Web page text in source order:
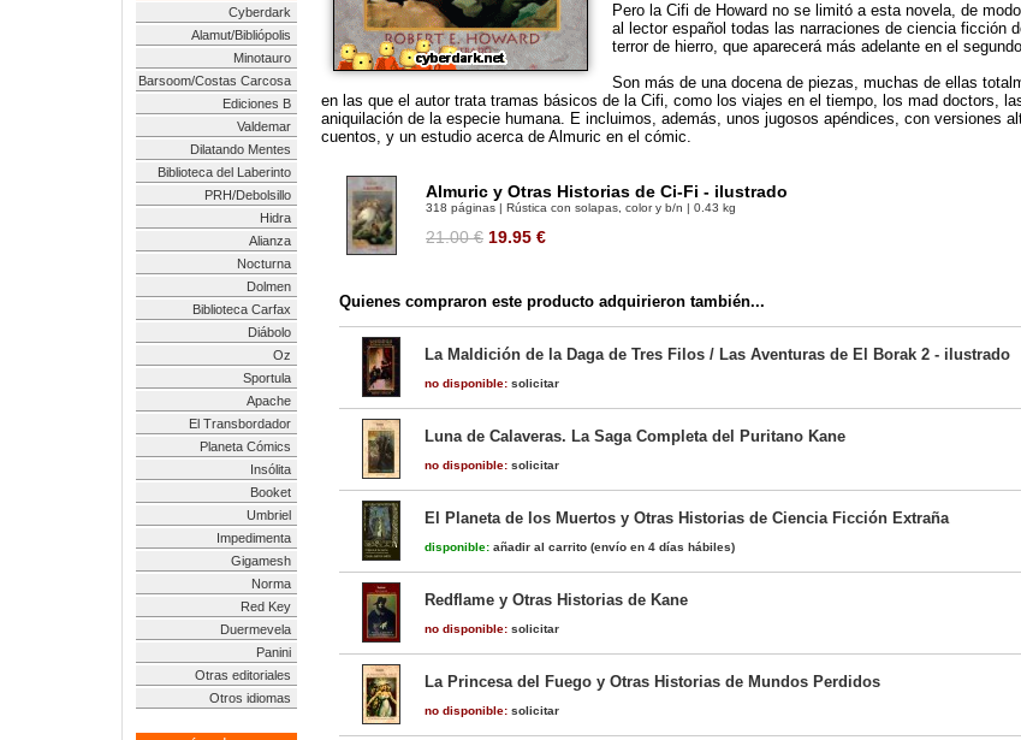
Cyberdark
Alamut/Bibliópolis
Minotauro
Barsoom/Costas Carcosa
Ediciones B
Valdemar
Dilatando Mentes
Biblioteca del Laberinto
PRH/Debolsillo
Hidra
Alianza
Nocturna
Dolmen
Biblioteca Carfax
Diábolo
Oz
Sportula
Apache
El Transbordador
Planeta Cómics
Insólita
Booket
Umbriel
Impedimenta
Gigamesh
Norma
Red Key
Duermevela
Panini
Otras editoriales
Otros idiomas
Pero la Cifi de Howard no se limitó a esta novela, de
al lector español todas las narraciones de ciencia ficción
terror de hierro, que aparecerá más adelante en el
Son más de una docena de piezas, muchas de ellas
en las que el autor trata tramas básicos de la Cifi, como los viajes en el tiempo, los mad doctors,
aniquilación de la especie humana. E incluimos, además, unos jugosos apéndices, con versiones
cuentos, y un estudio acerca de Almuric en el cómic.
Almuric y Otras Historias de Ci-Fi - ilustrado
318 páginas | Rústica con solapas, color y b/n | 0.43 kg
21.00 € 19.95 €
Quienes compraron este producto adquirieron también...
La Maldición de la Daga de Tres Filos / Las Aventuras de El Borak 2 - ilustrado
no disponible: solicitar
Luna de Calaveras. La Saga Completa del Puritano Kane
no disponible: solicitar
El Planeta de los Muertos y Otras Historias de Ciencia Ficción Extraña
disponible: añadir al carrito (envío en 4 días hábiles)
Redflame y Otras Historias de Kane
no disponible: solicitar
La Princesa del Fuego y Otras Historias de Mundos Perdidos
no disponible: solicitar